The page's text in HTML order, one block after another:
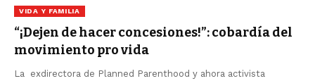
VIDA Y FAMILIA
“¡Dejen de hacer concesiones!”: cobardía del
movimiento pro vida
La exdirectora de Planned Parenthood y ahora activista